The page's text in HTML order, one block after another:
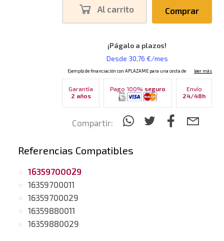
Al carrito Comprar
Garantía
2 años
Pago 100% seguro
Envío
24/48h
Compartir:
Referencias Compatibles
16359700029
16359700011
16359700029
16359880011
16359880029